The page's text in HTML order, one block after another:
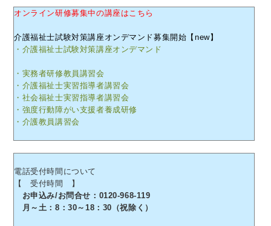
オンライン研修募集中の講座はこちら
介護福祉士試験対策講座オンデマンド募集開始【new】
・介護福祉士試験対策講座オンデマンド
・実務者研修教員講習会
・介護福祉士実習指導者講習会
・社会福祉士実習指導者講習会
・強度行動障がい支援者養成研修
・介護教員講習会
電話受付時間について
【 受付時間 】
お申込み/お問合せ：0120-968-119
月～土：8：30～18：30（祝除く）